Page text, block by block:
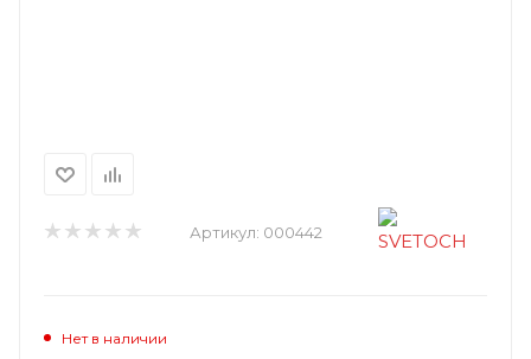
Артикул: 000442
Нет в наличии